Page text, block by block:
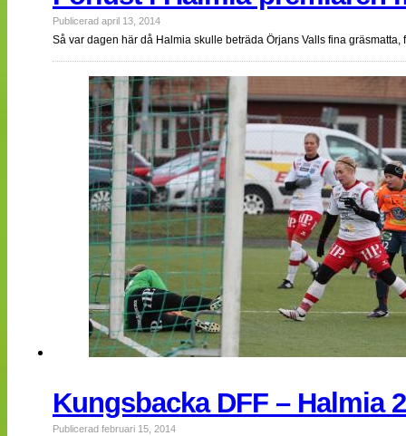
Publicerad april 13, 2014
Så var dagen här då Halmia skulle beträda Örjans Valls fina
Kungsbacka DFF – Halmia
Publicerad februari 15, 2014